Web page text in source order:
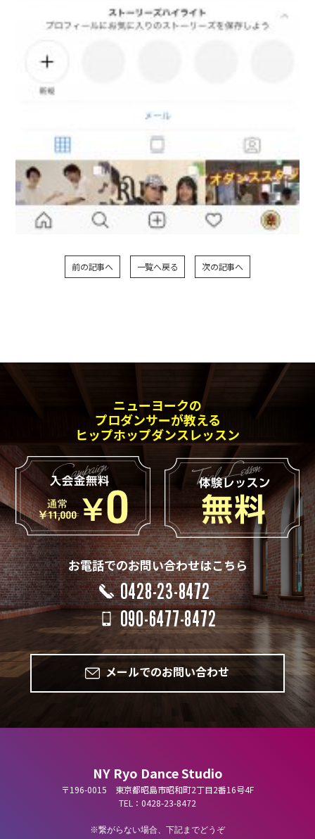
前の記事へ 一覧へ戻る 次の記事へ
ニューヨークの
プロダンサーが教える
ヒップホップダンスレッスン
お電話でのお問い合わせはこちら
0428-23-8472
090-6477-8472
メールでのお問い合わせ
NY Ryo Dance Studio
〒196-0015 東京都昭島市昭和町2丁目2番16号4F
TEL：0428-23-8472
繋がらない場合、下記までどうぞ